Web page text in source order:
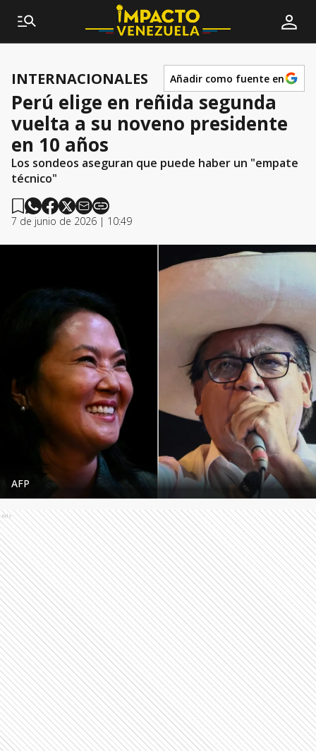
INTERNACIONALES Añadir como fuente en
Perú elige en reñida segunda
vuelta a su noveno presidente
en 10 años
Los sondeos aseguran que puede haber un "empate
técnico"
7 de junio de 2026 | 10:49
AFP
Ads